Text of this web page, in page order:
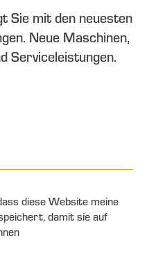
Sie mit den neuesten
Neue Maschinen,
Serviceleistungen.
diese Website meine
damit sie auf